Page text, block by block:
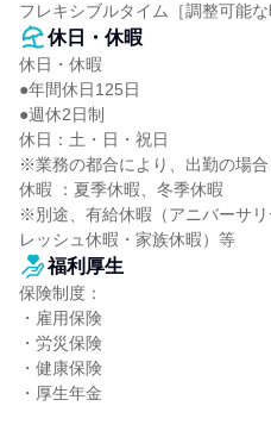
フレキシブルタイム［調整可能
休日・休暇
休日・休暇
●年間休日125日
●週休2日制
休日：土・日・祝日
※業務の都合により、出勤の場合
休暇 ：夏季休暇、冬季休暇
※別途、有給休暇（アニバーサ
レッシュ休暇・家族休暇）等
福利厚生
保険制度：
・雇用保険
・労災保険
・健康保険
・厚生年金